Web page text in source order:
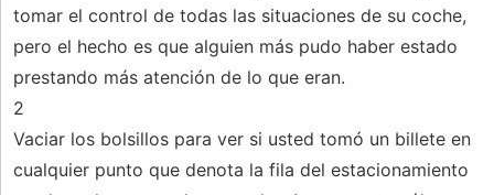
tomar el control de todas las situaciones de su coche,
pero el hecho es que alguien más pudo haber estado
prestando más atención de lo que eran.
2
Vaciar los bolsillos para ver si usted tomó un billete en
cualquier punto que denota la fila del estacionamiento